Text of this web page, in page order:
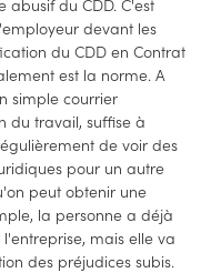
du CDD. C'est
devant les
du CDD en Contrat
est la norme. A
simple courrier
du travail, suffise à
de voir des
pour un autre
peut obtenir une
la personne a déjà
mais elle va
des préjudices subis.